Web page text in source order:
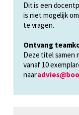
Dit is een
is niet mogelijk
te vragen.
Ontvang
Deze titel samen
vanaf 10
naar